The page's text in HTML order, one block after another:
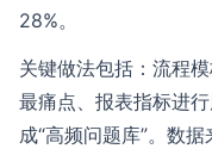
28%。
关键做法包括：流程
最痛点、报表指标进
成“高频问题库”。数